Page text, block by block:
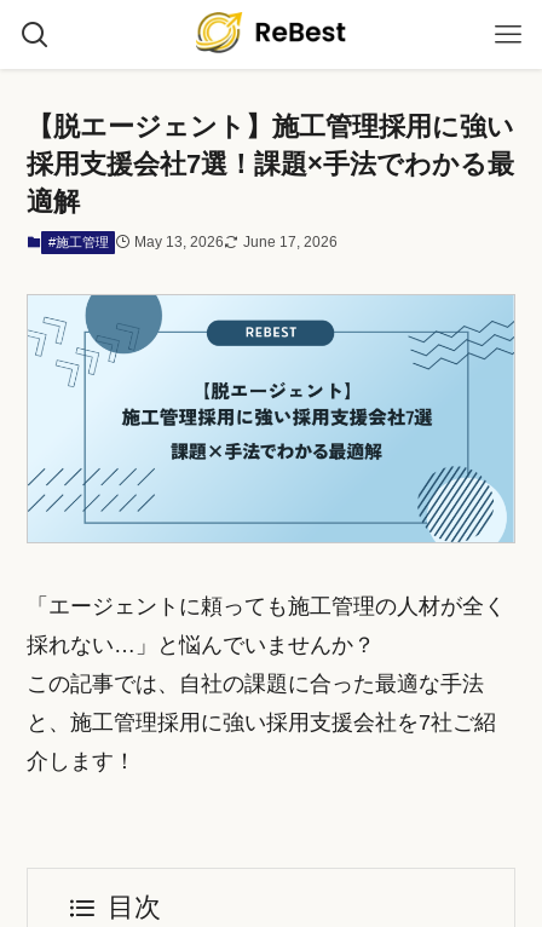
【脱エージェント】施工管理採用に強い
採用支援会社7選！課題×手法でわかる最
適解
#施工管理 May 13, 2026 June 17, 2026
「エージェントに頼っても施工管理の人材が全く
採れない…」と悩んでいませんか？
この記事では、自社の課題に合った最適な手法
と、施工管理採用に強い採用支援会社を7社ご紹
介します！
目次